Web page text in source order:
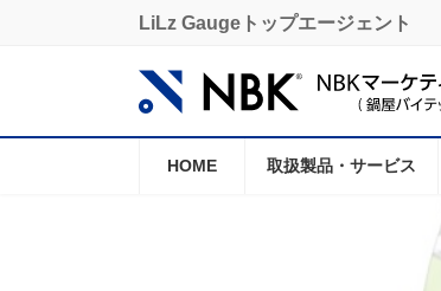
へ
ョ
LiLz Gaugeトップエージェント
HOME 取扱製品・サービス